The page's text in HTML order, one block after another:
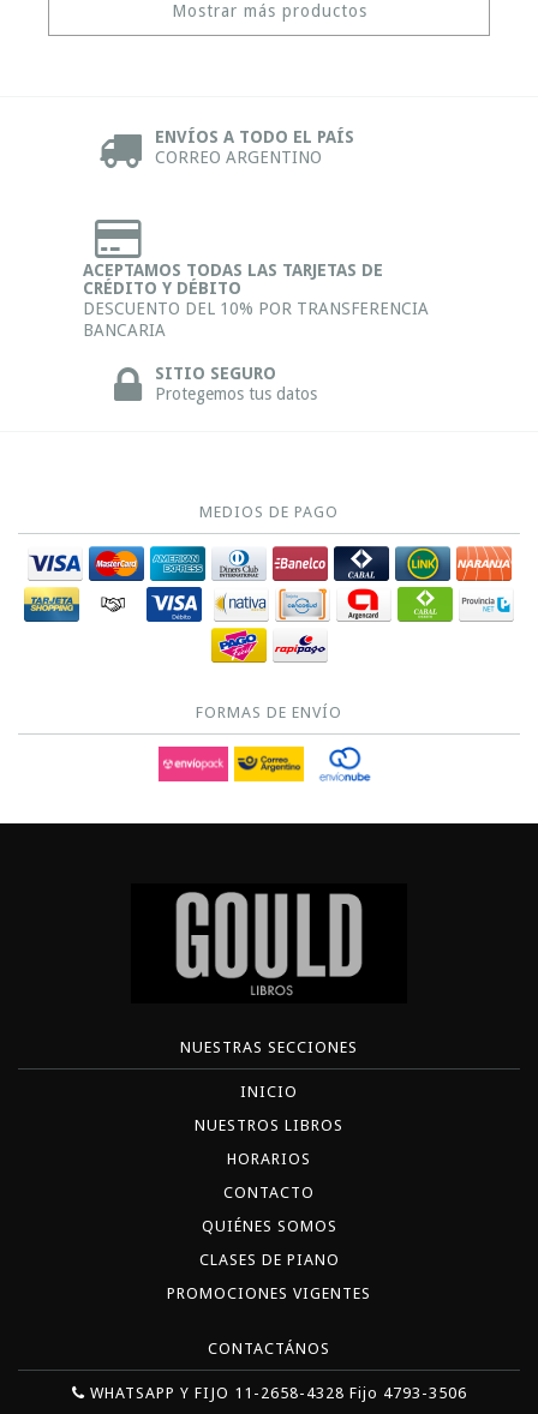
Mostrar más productos
ENVÍOS A TODO EL PAÍS
CORREO ARGENTINO
ACEPTAMOS TODAS LAS TARJETAS DE
CRÉDITO Y DÉBITO
DESCUENTO DEL 10% POR TRANSFERENCIA
BANCARIA
SITIO SEGURO
Protegemos tus datos
MEDIOS DE PAGO
FORMAS DE ENVÍO
NUESTRAS SECCIONES
INICIO
NUESTROS LIBROS
HORARIOS
CONTACTO
QUIÉNES SOMOS
CLASES DE PIANO
PROMOCIONES VIGENTES
CONTACTÁNOS
WHATSAPP Y FIJO 11-2658-4328 Fijo 4793-3506